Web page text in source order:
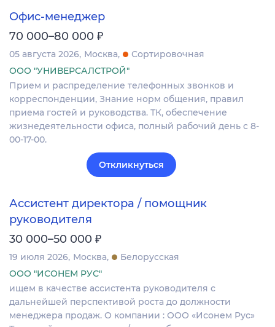
Офис-менеджер
70 000–80 000 ₽
05 августа 2026 Москва
Сортировочная
ООО "УНИВЕРСАЛСТРОЙ"
Прием и распределение телефонных звонков и
корреспонденции, Знание норм общения, правил
приема гостей и руководства. ТК, обеспечение
жизнедеятельности офиса, полный рабочий день с 8-
00-17-00.
Откликнуться
Ассистент директора / помощник
руководителя
30 000–50 000 ₽
19 июля 2026 Москва
Белорусская
ООО "ИСОНЕМ РУС"
ищем в качестве ассистента руководителя с
дальнейшей перспективой роста до должности
менеджера продаж. О компании : ООО «Исонем Рус»